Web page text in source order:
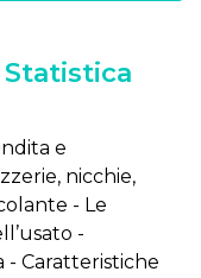
Statistica
e
nicchie,
- Le
-
Caratteristiche